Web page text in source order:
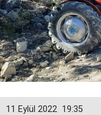
19:35
11 Eylül 2022